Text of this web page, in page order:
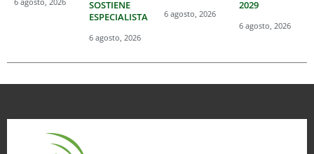
SOSTIENE
ESPECIALISTA
6 agosto, 2026
6 agosto, 2026
2029
6 agosto, 2026